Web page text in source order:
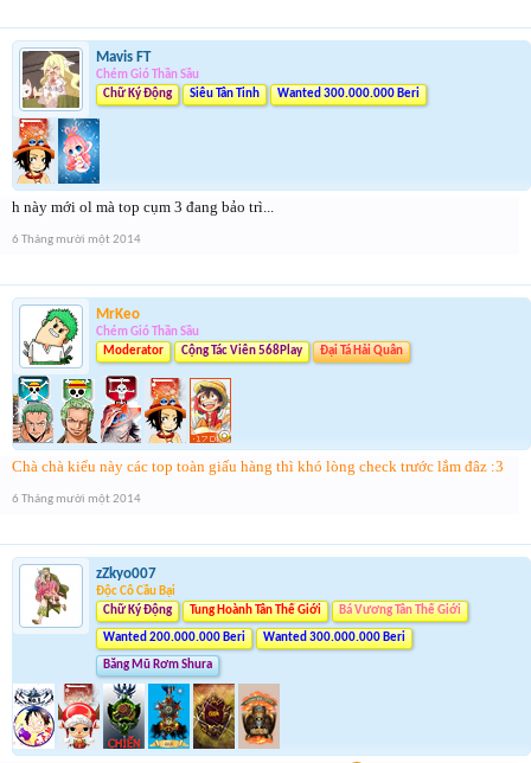
Mavis FT
Chém Gió Thần Sầu
Chữ Ký Động
Siêu Tân Tinh Wanted 300.000.000 Beri
h này mới ol mà top cụm 3 đang bảo trì...
6 Tháng mười một 2014
MrKeo
Chém Gió Thần Sầu
Moderator
Cộng Tác Viên 568Play Đại Tá Hải Quân
Chà chà kiểu này các top toàn giấu hàng thì khó lòng check trước lắm đâz :3
6 Tháng mười một 2014
zZkyo007
Độc Cô Cầu Bại
Chữ Ký Động
Tung Hoành Tân Thế Giới Bá Vương Tân Thế Giới
Wanted 200.000.000 Beri Wanted 300.000.000 Beri
Băng Mũ Rơm Shura